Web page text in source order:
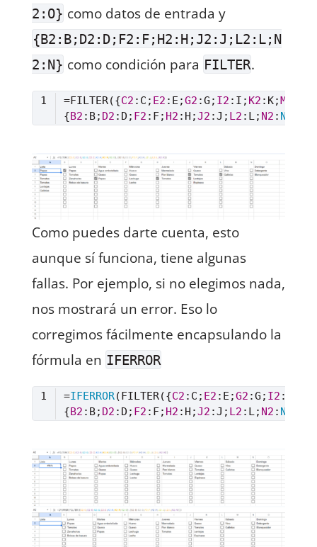
2:O} como datos de entrada y
{B2:B;D2:D;F2:F;H2:H;J2:J;L2:L;N
2:N} como condición para FILTER.
=FILTER({C2 :C; E2 :E;G2 :G; I2 :I; K2 :K;M2
{B2 :B; D2 :D; F2 :F; H2 :H;J2 :J; L2 :L; N2 : N
Como puedes darte cuenta, esto
aunque sí funciona, tiene algunas
fallas. Por ejemplo, si no elegimos nada,
nos mostrará un error. Eso lo
corregimos fácilmente encapsulando la
fórmula en IFERROR
=IFERROR(FILTER({C2 :C; E2 :E;G2 :G; I2 :I;
{B2 :B; D2 :D; F2 :F; H2 :H;J2 :J; L2 :L; N2 : N